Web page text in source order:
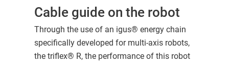
Cable guide on the robot
Through the use of an igus® energy chain
specifically developed for multi-axis robots,
the triflex® R, the performance of this robot